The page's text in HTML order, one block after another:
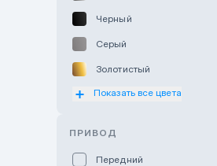
Черный
Серый
Золотистый
Оранжевый
Показать все цвета
ПРИВОД
Передний